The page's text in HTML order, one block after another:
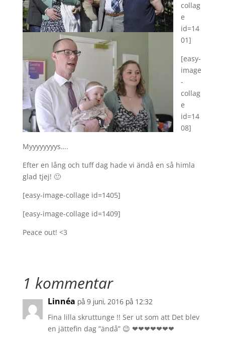
collag
e
id=14
01]
[easy-
image
-
collag
e
id=14
08]
Myyyyyyyys….
Efter en lång och tuff dag hade vi ändå en så himla
glad tjej! 🙂
[easy-image-collage id=1405]
[easy-image-collage id=1409]
Peace out! <3
1 kommentar
Linnéa på 9 juni, 2016 på 12:32
Fina lilla skruttunge !! Ser ut som att Det blev
en jättefin dag ”ändå” 😉 ❤❤❤❤❤❤❤